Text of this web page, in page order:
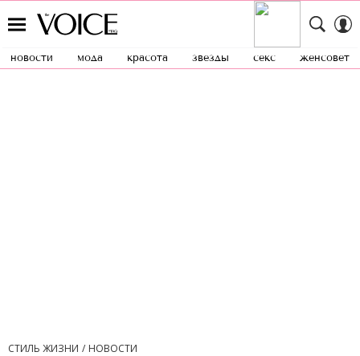
новости мода красота звезды секс женсовет
СТИЛЬ ЖИЗНИ
НОВОСТИ